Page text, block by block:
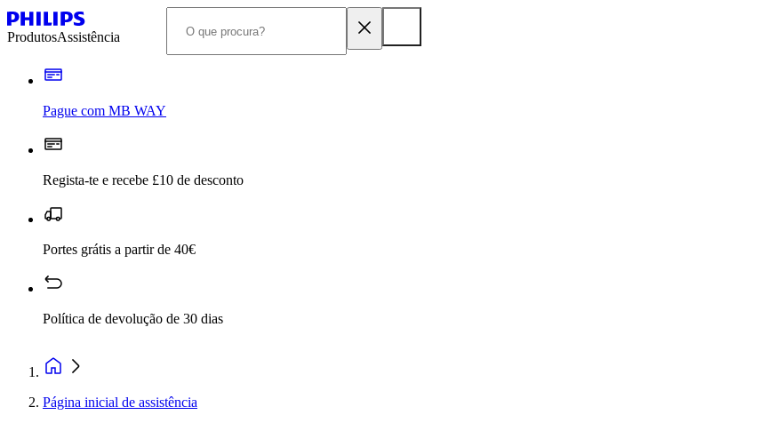
ProdutosAssistência
Pague com MB WAY
Regista-te e recebe £10 de desconto
Portes grátis a partir de 40€
Política de devolução de 30 dias
Página inicial de assistência